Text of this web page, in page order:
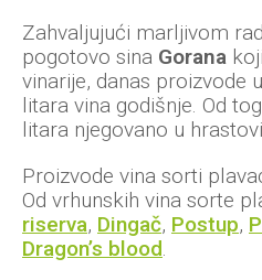
Zahvaljujući marljivom
pogotovo sina Gorana
vinarije, danas proizvode
litara vina godišnje. Od
litara njegovano u
Proizvode vina sorti
Od vrhunskih vina sorte
riserva, Dingač, Postup,
Dragon’s blood